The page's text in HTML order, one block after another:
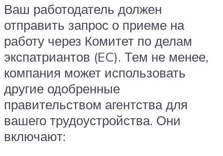
Ваш работодатель должен
отправить запрос о приеме на
работу через Комитет по делам
экспатриантов (EC). Тем не менее,
компания может использовать
другие одобренные
правительством агентства для
вашего трудоустройства. Они
включают: